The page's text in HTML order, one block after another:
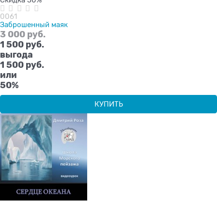
0061
Заброшенный маяк
3 000 руб.
1 500 руб.
выгода
1 500 руб.
или
50%
КУПИТЬ